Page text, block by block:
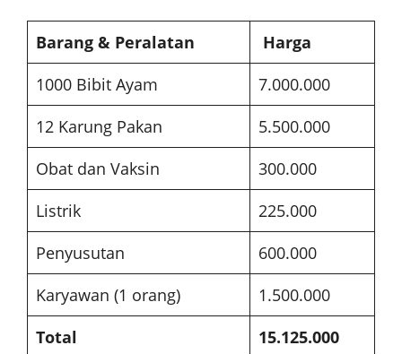
Barang & Peralatan
Harga
1000 Bibit Ayam
7.000.000
12 Karung Pakan
5.500.000
Obat dan Vaksin
300.000
Listrik
225.000
Penyusutan
600.000
Karyawan (1 orang)
1.500.000
Total
15.125.000